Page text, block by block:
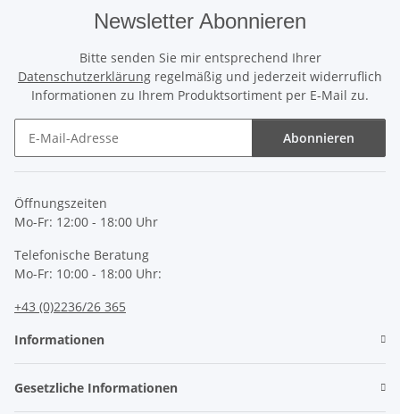
Newsletter Abonnieren
Bitte senden Sie mir entsprechend Ihrer
Datenschutzerklärung regelmäßig und jederzeit widerruflich
Informationen zu Ihrem Produktsortiment per E-Mail zu.
Abonnieren
Öffnungszeiten
Mo-Fr: 12:00 - 18:00 Uhr
Telefonische Beratung
Mo-Fr: 10:00 - 18:00 Uhr:
+43 (0)2236/26 365
Informationen
Gesetzliche Informationen